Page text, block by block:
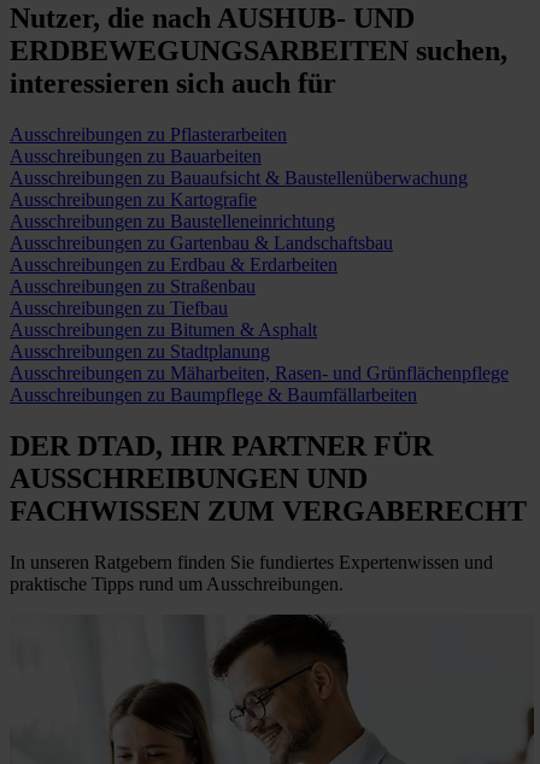
Nutzer, die nach AUSHUB- UND
ERDBEWEGUNGSARBEITEN suchen,
interessieren sich auch für
Ausschreibungen zu Pflasterarbeiten
Ausschreibungen zu Bauarbeiten
Ausschreibungen zu Bauaufsicht & Baustellenüberwachung
Ausschreibungen zu Kartografie
Ausschreibungen zu Baustelleneinrichtung
Ausschreibungen zu Gartenbau & Landschaftsbau
Ausschreibungen zu Erdbau & Erdarbeiten
Ausschreibungen zu Straßenbau
Ausschreibungen zu Tiefbau
Ausschreibungen zu Bitumen & Asphalt
Ausschreibungen zu Stadtplanung
Ausschreibungen zu Mäharbeiten, Rasen- und Grünflächenpflege
Ausschreibungen zu Baumpflege & Baumfällarbeiten
DER DTAD, IHR PARTNER FÜR
AUSSCHREIBUNGEN UND
FACHWISSEN ZUM VERGABERECHT
In unseren Ratgebern finden Sie fundiertes Expertenwissen und
praktische Tipps rund um Ausschreibungen.